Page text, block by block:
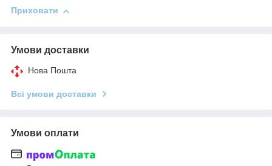
Приховати
Умови доставки
Нова Пошта
Всі умови доставки
Умови оплати